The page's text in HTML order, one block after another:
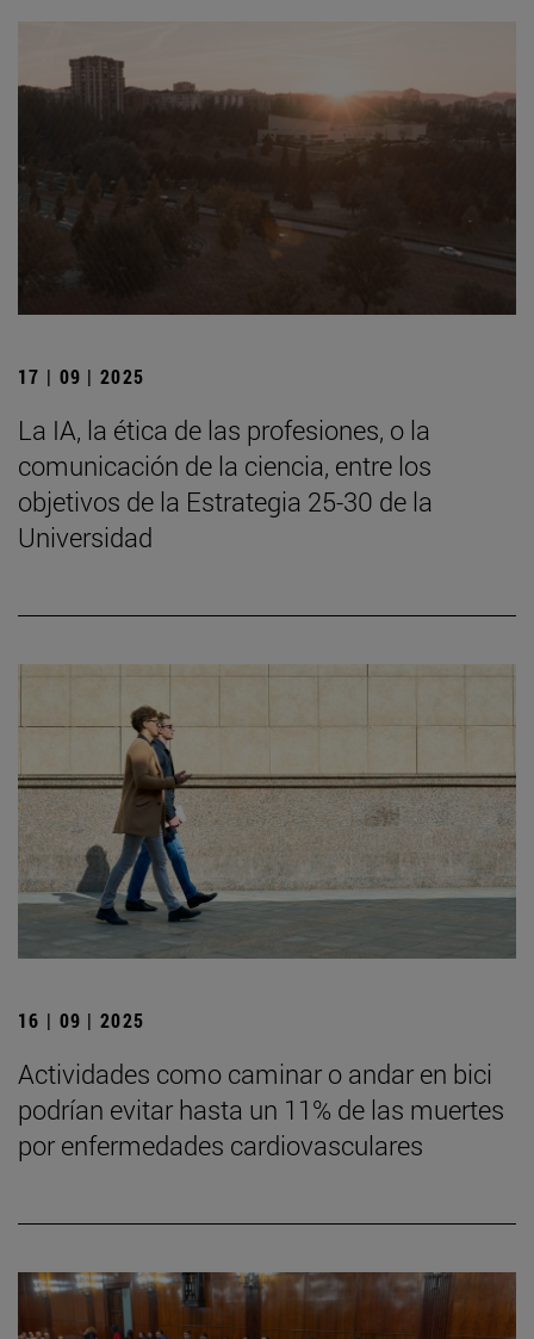
17 | 09 | 2025
La IA, la ética de las profesiones, o la
comunicación de la ciencia, entre los
objetivos de la Estrategia 25-30 de la
Universidad
16 | 09 | 2025
Actividades como caminar o andar en bici
podrían evitar hasta un 11% de las muertes
por enfermedades cardiovasculares